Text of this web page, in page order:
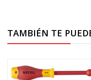
TAMBIÉN TE